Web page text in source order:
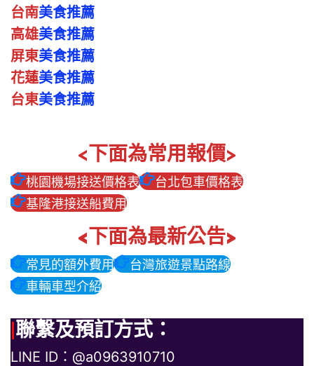
台南美食推薦
高雄美食推薦
屏東美食推薦
花蓮美食推薦
台東美食推薦
<下面為常用報價>
桃園機場接送價格表
台北包車價格表
基隆港接送船費用
<下面為最新公告>
常見的額外費用
台灣旅遊景點路線
車輛車型介紹
|聯繫及預訂方式：
LINE ID：@a0963910710